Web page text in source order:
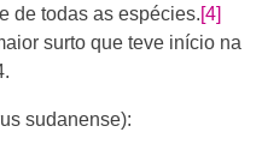
de todas as espécies.[4]
surto que teve início na
sudanense):